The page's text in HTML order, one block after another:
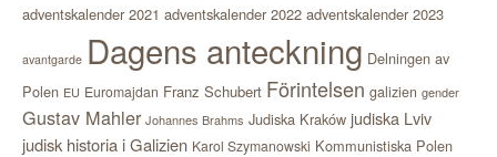
adventskalender 2021 adventskalender 2022 adventskalender 2023
avantgarde Dagens anteckning Delningen av
Polen EU Euromajdan Franz Schubert Förintelsen galizien gender
Gustav Mahler Johannes Brahms Judiska Kraków judiska Lviv
judisk historia i Galizien Karol Szymanowski Kommunistiska Polen